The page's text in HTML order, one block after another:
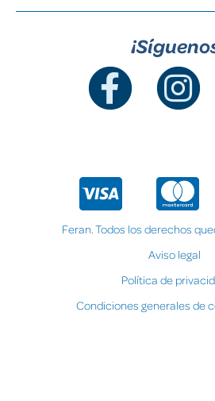
Feran. Todos los derechos
Aviso legal
Política de
Condiciones generales de